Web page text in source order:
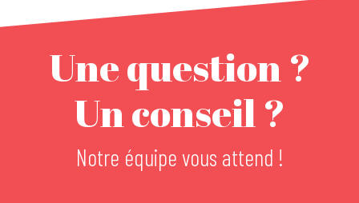
Une question ?
Un conseil ?
Notre équipe vous attend !